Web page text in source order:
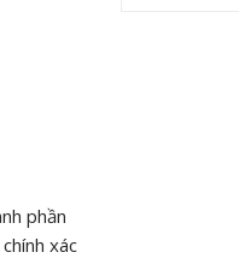
phần
xác